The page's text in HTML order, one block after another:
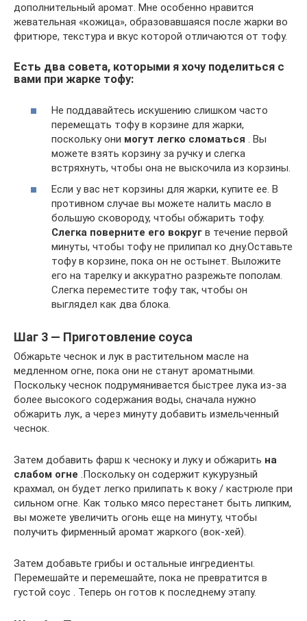
дополнительный аромат. Мне особенно нравится
жевательная «кожица», образовавшаяся после жарки во
фритюре, текстура и вкус которой отличаются от тофу.
Есть два совета, которыми я хочу поделиться с
вами при жарке тофу:
Не поддавайтесь искушению слишком часто
перемещать тофу в корзине для жарки,
поскольку они могут легко сломаться . Вы
можете взять корзину за ручку и слегка
встряхнуть, чтобы она не выскочила из корзины.
Если у вас нет корзины для жарки, купите ее. В
противном случае вы можете налить масло в
большую сковороду, чтобы обжарить тофу.
Слегка поверните его вокруг в течение первой
минуты, чтобы тофу не прилипал ко дну.Оставьте
тофу в корзине, пока он не остынет. Выложите
его на тарелку и аккуратно разрежьте пополам.
Слегка переместите тофу так, чтобы он
выглядел как два блока.
Шаг 3 — Приготовление соуса
Обжарьте чеснок и лук в растительном масле на
медленном огне, пока они не станут ароматными.
Поскольку чеснок подрумянивается быстрее лука из-за
более высокого содержания воды, сначала нужно
обжарить лук, а через минуту добавить измельченный
чеснок.
Затем добавить фарш к чесноку и луку и обжарить на
слабом огне .Поскольку он содержит кукурузный
крахмал, он будет легко прилипать к воку / кастрюле при
сильном огне. Как только мясо перестанет быть липким,
вы можете увеличить огонь еще на минуту, чтобы
получить фирменный аромат жаркого (вок-хей).
Затем добавьте грибы и остальные ингредиенты.
Перемешайте и перемешайте, пока не превратится в
густой соус . Теперь он готов к последнему этапу.